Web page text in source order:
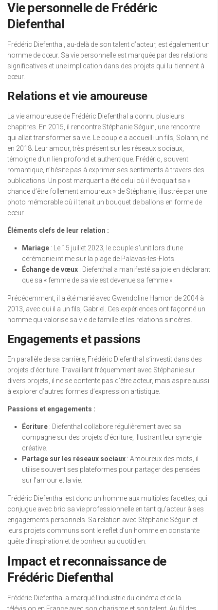
Vie personnelle de Frédéric
Diefenthal
Frédéric Diefenthal, au-delà de son talent d’acteur, est également un
homme de cœur. Sa vie personnelle est marquée par des relations
significatives et une implication dans des projets qui lui tiennent à
cœur.
Relations et vie amoureuse
La vie amoureuse de Frédéric Diefenthal a connu plusieurs
chapitres. En 2015, il rencontre Stéphanie Séguin, une rencontre
qui allait transformer sa vie. Le couple a accueilli un fils, Solahn, né
en 2018. Leur amour, très présent sur les réseaux sociaux,
témoigne d’un lien profond et authentique. Frédéric, souvent
romantique, n’hésite pas à exprimer ses sentiments à travers des
publications. Un post marquant a été celui où il évoquait sa «
chance d’être follement amoureux » de Stéphanie, illustrée par une
photo mémorable où il tenait un bouquet de ballons en forme de
cœur.
Éléments clefs de leur relation :
Mariage : Le 15 juillet 2023, le couple s’unit lors d’une
cérémonie intime sur la plage de Palavas-les-Flots.
Échange de vœux : Diefenthal a manifesté sa joie en déclarant
que sa « femme de sa vie est devenue sa femme ».
Précédemment, il a été marié avec Gwendoline Hamon de 2004 à
2013, avec qui il a un fils, Gabriel. Ces expériences ont façonné un
homme qui valorise sa vie de famille et les relations sincères.
Engagements et passions
En parallèle de sa carrière, Frédéric Diefenthal s’investit dans des
projets d’écriture. Travaillant fréquemment avec Stéphanie sur
divers projets, il ne se contente pas d’être acteur, mais aspire aussi
à explorer d’autres formes d’expression artistique.
Passions et engagements :
Écriture : Diefenthal collabore régulièrement avec sa
compagne sur des projets d’écriture, illustrant leur synergie
créative.
Partage sur les réseaux sociaux : Amoureux des mots, il
utilise souvent ses plateformes pour partager des pensées
sur l’amour et la vie.
Frédéric Diefenthal est donc un homme aux multiples facettes, qui
conjugue avec brio sa vie professionnelle en tant qu’acteur à ses
engagements personnels. Sa relation avec Stéphanie Séguin et
leurs projets communs sont le reflet d’un homme en constante
quête d’inspiration et de bonheur au quotidien.
Impact et reconnaissance de
Frédéric Diefenthal
Frédéric Diefenthal a marqué l’industrie du cinéma et de la